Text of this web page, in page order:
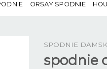
ORSAY SPODNIE
SPODNIE
spodnie